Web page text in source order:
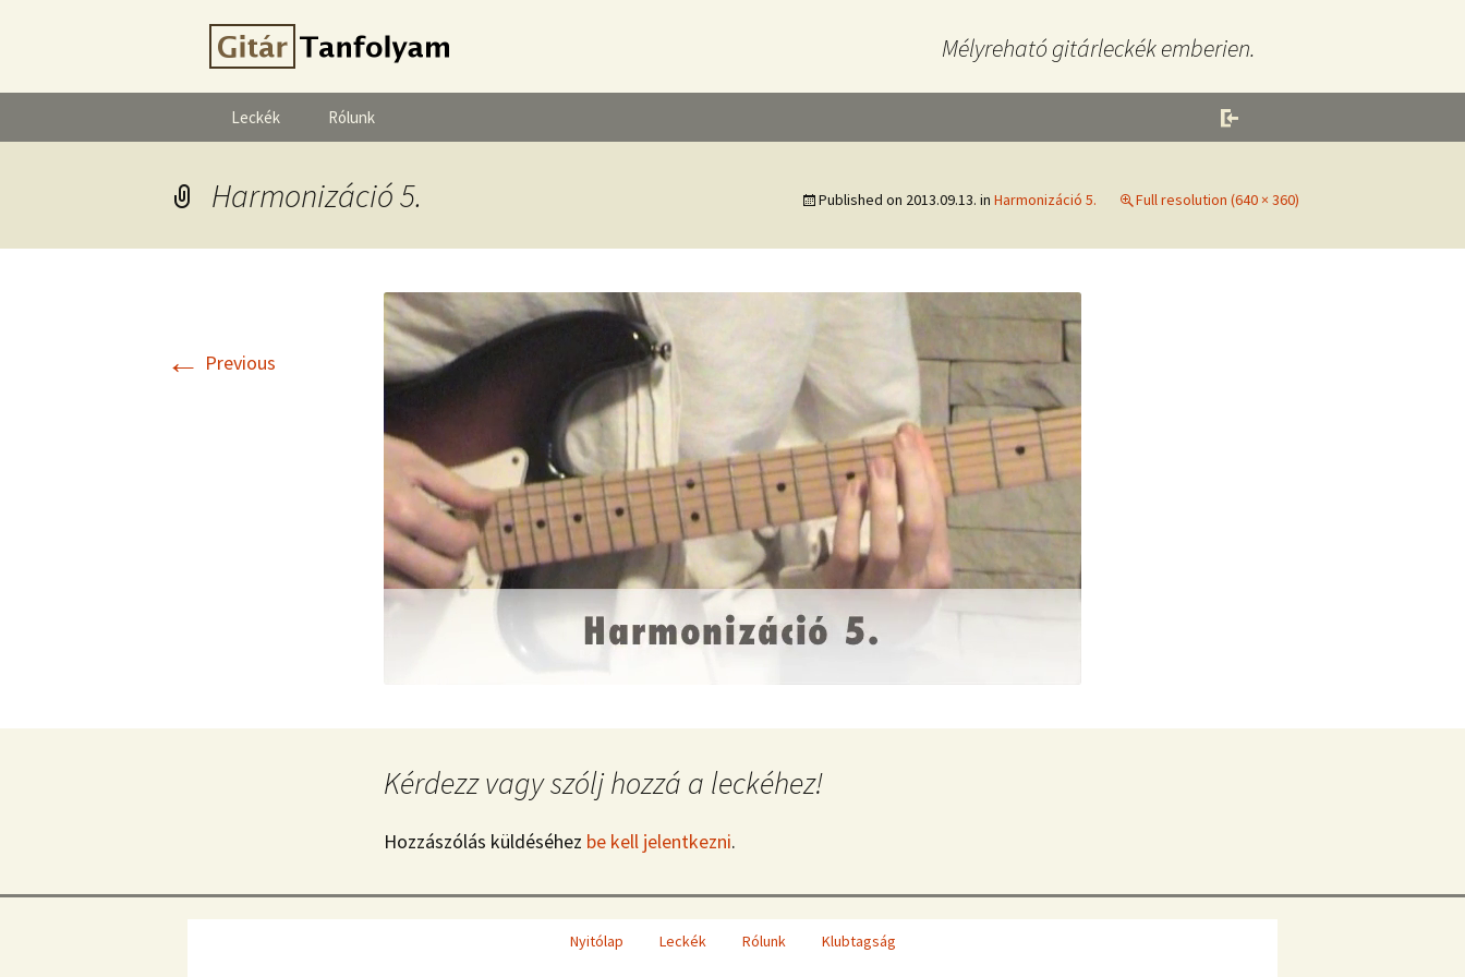
Mélyreható gitárleckék emberien.
Leckék Rólunk
Harmonizáció 5. Published on 2013.09.13. in Harmonizáció 5. Full resolution (640 × 360)
← Previous
Kérdezz vagy szólj hozzá a leckéhez!
Hozzászólás küldéséhez be kell jelentkezni.
Nyitólap Leckék Rólunk Klubtagság